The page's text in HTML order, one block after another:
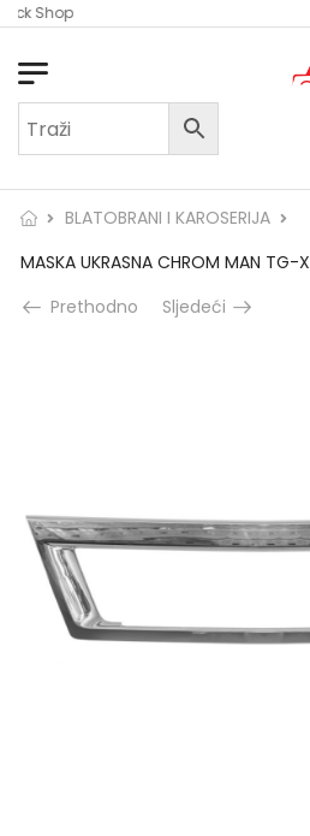
Shop
BLATOBRANI I KAROSERIJA
MASKA UKRASNA CHROM MAN TG-X
Prethodno
Sljedeći